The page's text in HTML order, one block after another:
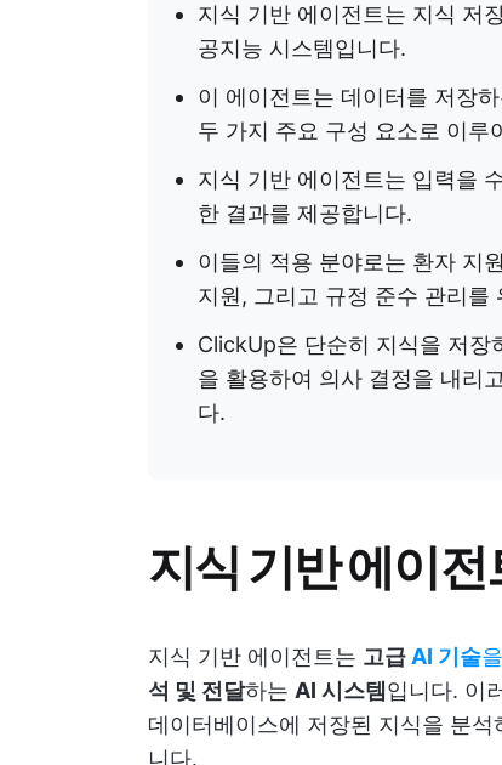
지식 기반 에이전트는 지식 저
공지능 시스템입니다.
이 에이전트는 데이터를 저장
두 가지 주요 구성 요소로 이루
지식 기반 에이전트는 입력을
한 결과를 제공합니다.
이들의 적용 분야로는 환자 지
지원, 그리고 규정 준수 관리를
ClickUp은 단순히 지식을 저장
을 활용하여 의사 결정을 내리
다.
지식 기반 에이
지식 기반 에이전트는 고급 AI 기술을
석 및 전달하는 AI 시스템 입니다. 이
데이터베이스에 저장된 지식을 분
니다.